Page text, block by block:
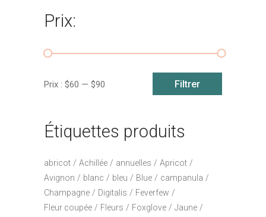
Prix:
Prix
Prix
Filtrer
Prix : $60 — $90
Étiquettes produits
abricot Achillée annuelles
Apricot
Avignon
blanc bleu Blue
campanula
Champagne
Digitalis
Feverfew
Fleur coupée
Fleurs Foxglove
Jaune